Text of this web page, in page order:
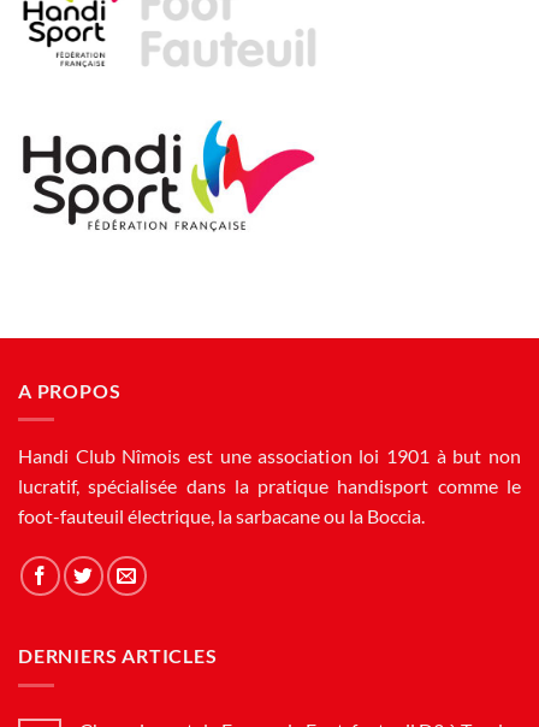
A PROPOS
Handi Club Nîmois est une association loi 1901 à but non
lucratif, spécialisée dans la pratique handisport comme le
foot-fauteuil électrique, la sarbacane ou la Boccia.
DERNIERS ARTICLES